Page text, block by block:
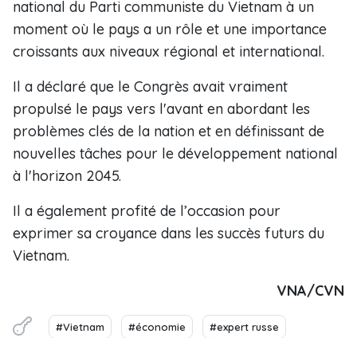
national du Parti communiste du Vietnam à un
moment où le pays a un rôle et une importance
croissants aux niveaux régional et international.
Il a déclaré que le Congrès avait vraiment
propulsé le pays vers l'avant en abordant les
problèmes clés de la nation et en définissant de
nouvelles tâches pour le développement national
à l'horizon 2045.
Il a également profité de l’occasion pour
exprimer sa croyance dans les succès futurs du
Vietnam.
VNA/CVN
#Vietnam #économie #expert russe